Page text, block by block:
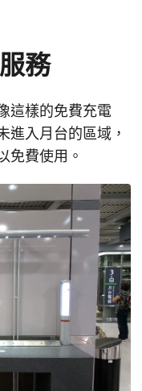
務
這樣的免費充電
進入月台的區域，
免費使用。